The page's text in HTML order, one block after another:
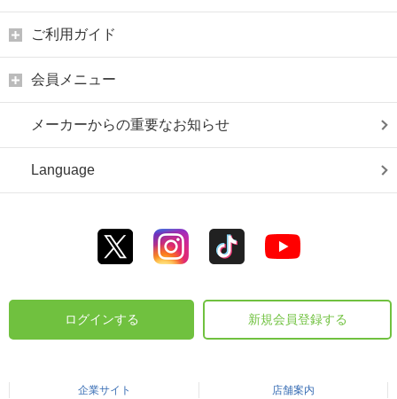
ご利用ガイド
会員メニュー
メーカーからの重要なお知らせ
Language
ログインする 新規会員登録する
企業サイト 店舗案内